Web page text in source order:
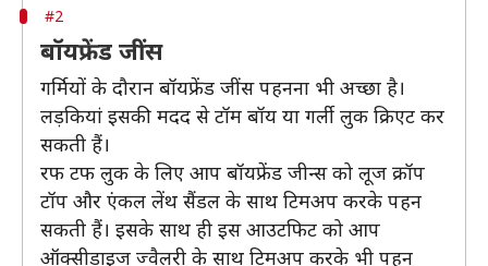
#2
बॉयफ्रेंड जींस
गर्मियों के दौरान बॉयफ्रेंड जींस पहनना भी अच्छा है।
लड़कियां इसकी मदद से टॉम बॉय या गर्ली लुक क्रिएट कर
सकती हैं।
रफ टफ लुक के लिए आप बॉयफ्रेंड जीन्स को लूज क्रॉप
टॉप और एंकल लेंथ सैंडल के साथ टिमअप करके पहन
सकती हैं। इसके साथ ही इस आउटफिट को आप
ऑक्सीडाइज ज्वैलरी के साथ टिमअप करके भी पहन